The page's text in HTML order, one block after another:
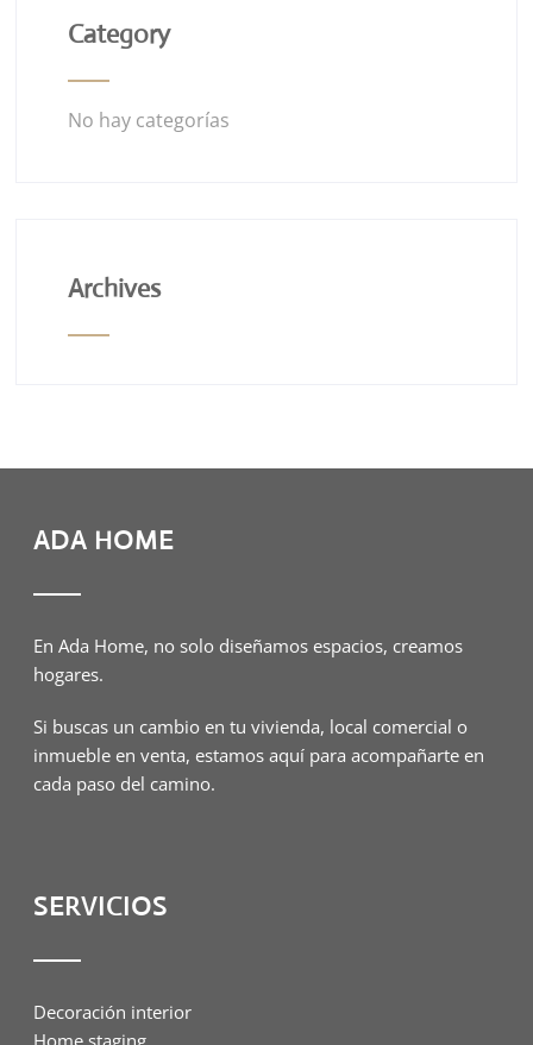
Category
No hay categorías
Archives
ADA HOME
En Ada Home, no solo diseñamos espacios, creamos
hogares.
Si buscas un cambio en tu vivienda, local comercial o
inmueble en venta, estamos aquí para acompañarte en
cada paso del camino.
SERVICIOS
Decoración interior
Home staging